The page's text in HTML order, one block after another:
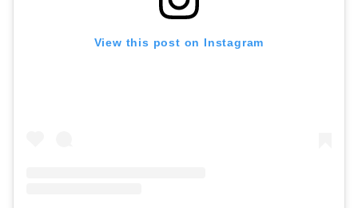
View this post on Instagram